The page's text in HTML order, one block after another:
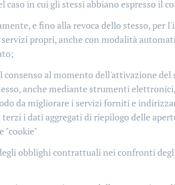
in cui gli stessi abbiano espresso il
e fino alla revoca dello stesso, per
propri, anche con modalità
al momento dell'attivazione del
anche mediante strumenti
da migliorare i servizi forniti e
i dati aggregati di riepilogo delle
"cookie"
obblighi contrattuali nei confronti